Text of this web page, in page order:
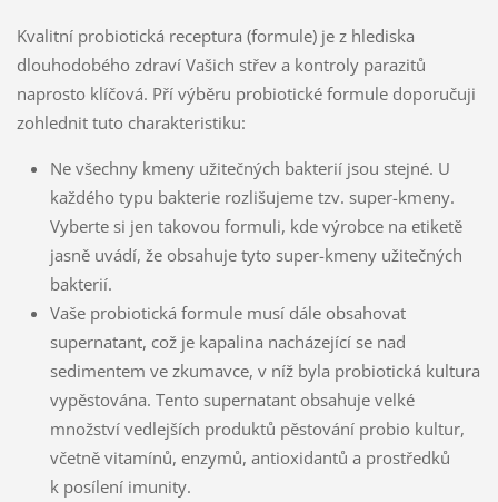
Kvalitní probiotická receptura (formule) je z hlediska
dlouhodobého zdraví Vašich střev a kontroly parazitů
naprosto klíčová. Pří výběru probiotické formule doporučuji
zohlednit tuto charakteristiku:
Ne všechny kmeny užitečných bakterií jsou stejné. U
každého typu bakterie rozlišujeme tzv. super-kmeny.
Vyberte si jen takovou formuli, kde výrobce na etiketě
jasně uvádí, že obsahuje tyto super-kmeny užitečných
bakterií.
Vaše probiotická formule musí dále obsahovat
supernatant, což je kapalina nacházející se nad
sedimentem ve zkumavce, v níž byla probiotická kultura
vypěstována. Tento supernatant obsahuje velké
množství vedlejších produktů pěstování probio kultur,
včetně vitamínů, enzymů, antioxidantů a prostředků
k posílení imunity.